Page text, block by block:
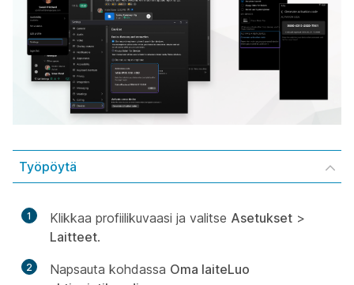
Työpöytä
1 Klikkaa profiilikuvaasi ja valitse Asetukset >
Laitteet.
2 Napsauta kohdassa Oma laiteLuo